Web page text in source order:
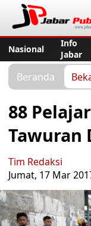
Nasional
Info
Jabar
Beranda
88
Tawuran
Tim Redaksi
Jumat, 17 Mar